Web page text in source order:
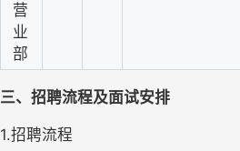
营
业
部
三、招聘流程及面试安排
1.招聘流程